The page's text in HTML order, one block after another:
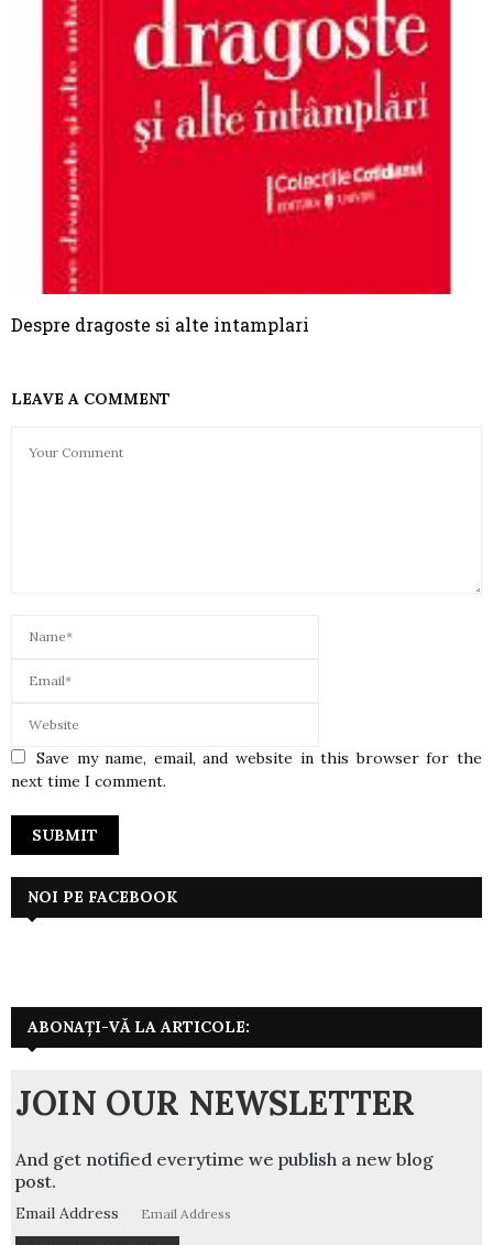
Despre dragoste si alte intamplari
LEAVE A COMMENT
Save my name, email, and website in this browser for the
next time I comment.
NOI PE FACEBOOK
ABONAȚI-VĂ LA ARTICOLE:
JOIN OUR NEWSLETTER
And get notified everytime we publish a new blog
post.
Email Address